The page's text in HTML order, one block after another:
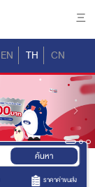
三
EN TH CN

Next
ค้นหา
ราคาค่าขนส่ง